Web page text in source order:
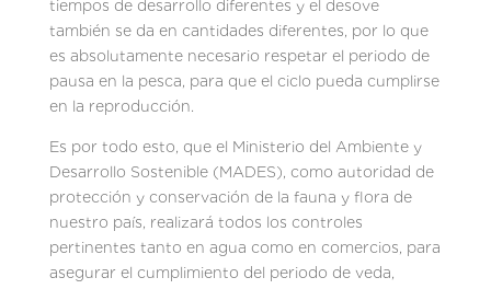
tiempos de desarrollo diferentes y el desove
también se da en cantidades diferentes, por lo que
es absolutamente necesario respetar el periodo de
pausa en la pesca, para que el ciclo pueda cumplirse
en la reproducción.
Es por todo esto, que el Ministerio del Ambiente y
Desarrollo Sostenible (MADES), como autoridad de
protección y conservación de la fauna y flora de
nuestro país, realizará todos los controles
pertinentes tanto en agua como en comercios, para
asegurar el cumplimiento del periodo de veda,